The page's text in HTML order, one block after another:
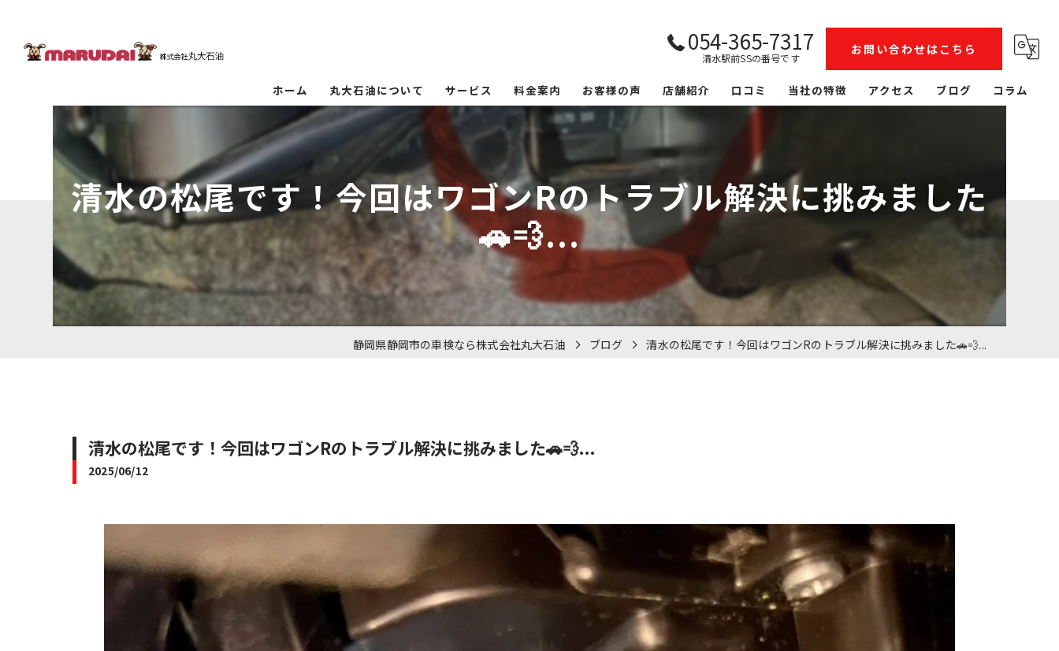
054-365-7317
清水駅前SSの番号です
お問い合わせはこちら
ホーム 丸大石油について サービス 料金案内 お客様の声 店舗紹介 口コミ 当社の特徴
洗車
リース
レンタカー
鈑金塗装
アクセス ブログ コラム
清水の松尾です！今回はワゴンRのトラブル解決に挑みました
🚗💨...
静岡県静岡市の車検なら株式会社丸大石油 ブログ 清水の松尾です！今回はワゴンRのトラブル解決に挑みました🚗💨...
清水の松尾です！今回はワゴンRのトラブル解決に挑みました🚗💨...
2025/06/12